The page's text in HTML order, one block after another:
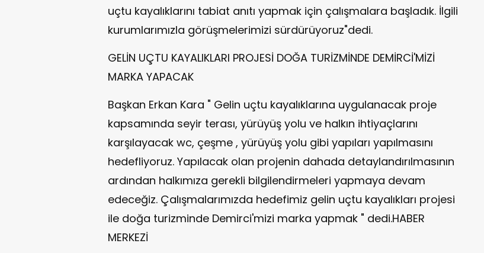
uçtu kayalıklarını tabiat anıtı yapmak için çalışmalara başladık. İlgili
kurumlarımızla görüşmelerimizi sürdürüyoruz"dedi.
GELİN UÇTU KAYALIKLARI PROJESİ DOĞA TURİZMİNDE DEMİRCİ'MİZİ
MARKA YAPACAK
Başkan Erkan Kara " Gelin uçtu kayalıklarına uygulanacak proje
kapsamında seyir terası, yürüyüş yolu ve halkın ihtiyaçlarını
karşılayacak wc, çeşme , yürüyüş yolu gibi yapıları yapılmasını
hedefliyoruz. Yapılacak olan projenin dahada detaylandırılmasının
ardından halkımıza gerekli bilgilendirmeleri yapmaya devam
edeceğiz. Çalışmalarımızda hedefimiz gelin uçtu kayalıkları projesi
ile doğa turizminde Demirci'mizi marka yapmak " dedi.HABER
MERKEZİ